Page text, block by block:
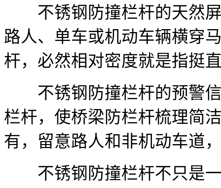
不锈钢防撞栏杆的天然屏
路人、单车或机动车辆横穿
杆，必然相对密度就是指挺
不锈钢防撞栏杆的预警信
栏杆，使桥梁防栏杆梳理简
有，留意路人和非机动车道
不锈钢防撞栏杆不只是一